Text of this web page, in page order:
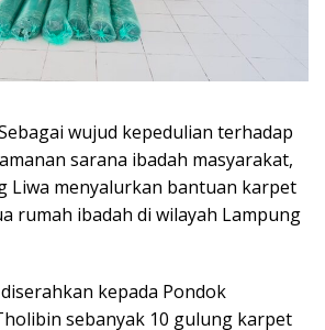
wujud kepedulian terhadap
sarana ibadah masyarakat,
Liwa menyalurkan bantuan karpet
rumah ibadah di wilayah Lampung
kepada Pondok
sebanyak 10 gulung karpet